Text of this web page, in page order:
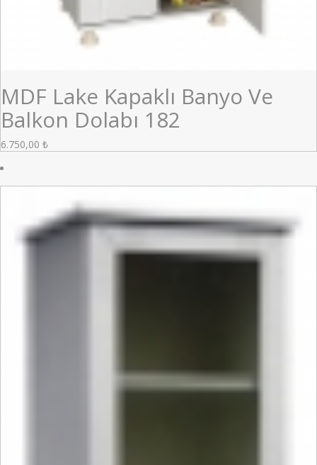
MDF Lake Kapaklı Banyo Ve
Balkon Dolabı 182
6.750,00 ₺